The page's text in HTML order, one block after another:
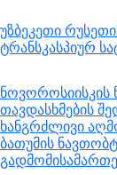
უზბეკეთი
ტრანსკასპიურ
ნოვოროსიისკის
თავდასხმების
ხანგრძლივი
ბათუმის